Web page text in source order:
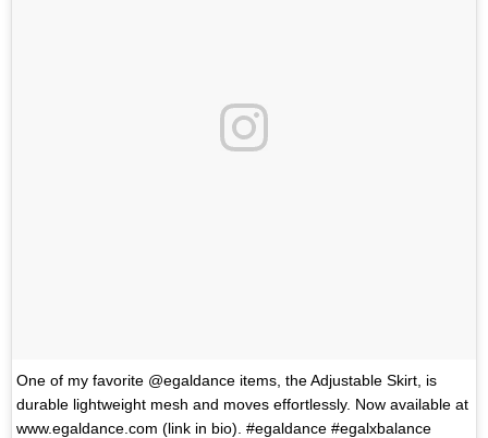
One of my favorite @egaldance items, the Adjustable Skirt, is
durable lightweight mesh and moves effortlessly. Now available at
www.egaldance.com (link in bio). #egaldance #egalxbalance